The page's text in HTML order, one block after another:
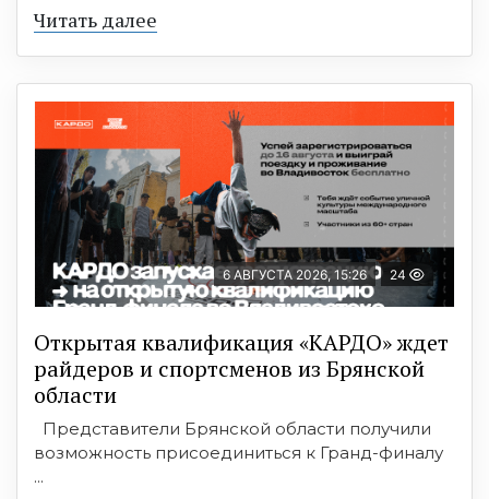
Читать далее
6 АВГУСТА 2026, 15:26 24
Открытая квалификация «КАРДО» ждет
райдеров и спортсменов из Брянской
области
Представители Брянской области получили
возможность присоединиться к Гранд-финалу
...